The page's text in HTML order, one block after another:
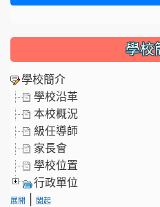
學校
學校簡介
學校沿革
本校概況
級任導師
家長會
學校位置
行政單位
展開 闔起